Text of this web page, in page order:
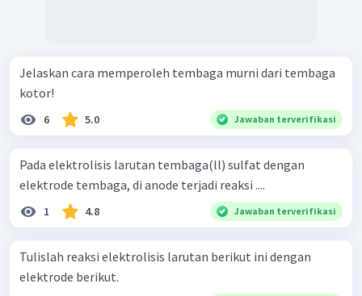
Jelaskan cara memperoleh tembaga murni dari tembaga
kotor!
6 5.0 Jawaban terverifikasi
Pada elektrolisis larutan tembaga(ll) sulfat dengan
elektrode tembaga, di anode terjadi reaksi ....
1 4.8 Jawaban terverifikasi
Tulislah reaksi elektrolisis larutan berikut ini dengan
elektrode berikut.